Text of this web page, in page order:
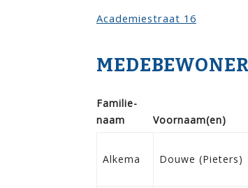
Academiestraat 16
Familie­
naam
Voor­naam(en)
Alkema Douwe (Pieters)